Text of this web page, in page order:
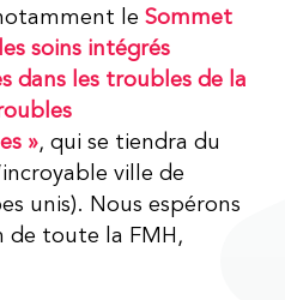
leSommet
soins intégrés
dans les troubles de la
», qui se tiendra du
ville de
unis). Nous espérons
de toute la FMH,